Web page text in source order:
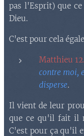
pas l'Esprit) que
Dieu.
C'est pour cela
Matthieu
contre moi,
disperse.
Il vient de leur
que ce qu'il fait il
C'est pour ça qu'il